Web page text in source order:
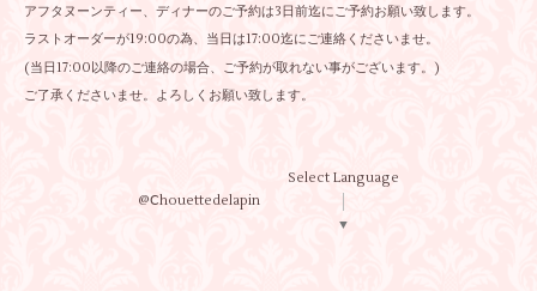
アフタヌーンティー、ディナーのご予約は3日前迄にご予約お願い致します。
ラストオーダーが19:00の為、当日は17:00迄にご連絡くださいませ。
(当日17:00以降のご連絡の場合、ご予約が取れない事がございます。)
ご了承くださいませ。よろしくお願い致します。
@Ⅽhouettedelapin
Select Language
▼